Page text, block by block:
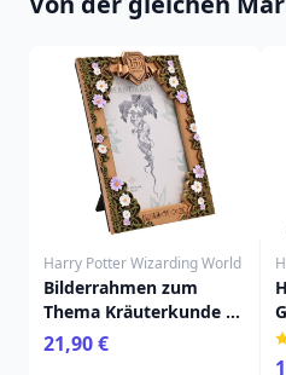
Harry Potter Wizarding World
Bilderrahmen zum
Thema Kräuterkunde –
Harry Potter
21,90 €